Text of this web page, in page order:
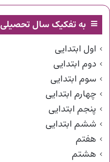
به تفکیک سال تحصیلی
اول ابتدایی
دوم ابتدایی
سوم ابتدایی
چهارم ابتدایی
پنجم ابتدایی
ششم ابتدایی
هفتم
هشتم